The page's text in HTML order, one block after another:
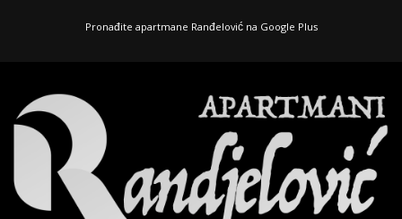
Pronađite apartmane Ranđelović na Google Plus